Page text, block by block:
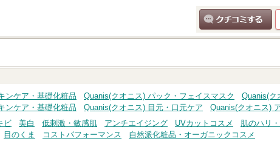
クチコミする
ンケア・基礎化粧品 Quanis(クオニス) パック・フェイスマスク
Quanis(ク
ンケア・基礎化粧品
Quanis(クオニス) 目元・口元ケア
Quanis(クオニス)
ビ 美白 低刺激・敏感肌 アンチエイジング UVカットコスメ 肌のハリ
目のくま コストパフォーマンス 自然派化粧品・オーガニックコスメ